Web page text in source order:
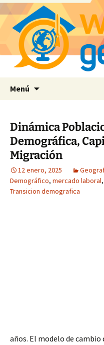
Menú
Dinámica
Demográfica,
Migración
12 enero, 2025
Demográfico, mercado laboral,
Transicion demografica
años. El modelo de